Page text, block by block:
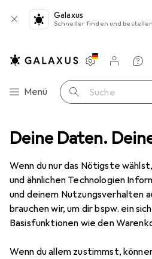
Deine Daten.
Wenn du nur das Nötigste
und ähnlichen Technologien
und deinem Nutzungsverhalten
brauchen wir, um dir bspw. ein
Basisfunktionen wie den
Wenn du allem zustimmst,
Galaxus
Schneller finden und bestellen
Navigation nach Kategorien
Menü Suche
Einstellungen
Kundenkonto
Vergleichslisten
Merklisten
Warenkorb
Regal Vicco
EUR
205,75
Vicco
80 x 60 x 82 cm